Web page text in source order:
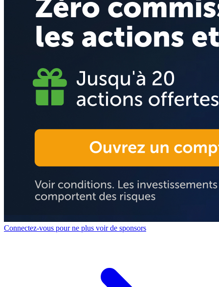
Connectez-vous pour ne plus voir de sponsors